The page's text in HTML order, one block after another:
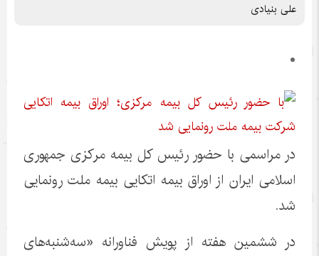
علی بنیادی
در مراسمی با حضور رئیس کل بیمه مرکزی جمهوری
اسلامی ایران از اوراق بیمه اتکایی بیمه ملت رونمایی
شد.
در ششمین هفته از پویش فناورانه «سه‌شنبه‌های